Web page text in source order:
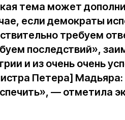
тема может
если демократы
требуем
последствий»,
и из очень очень
Петера] Мадьяра:
— отметила